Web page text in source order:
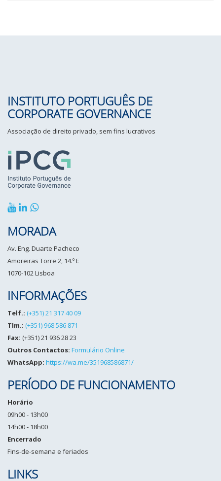
INSTITUTO PORTUGUÊS DE
CORPORATE GOVERNANCE
Associação de direito privado, sem fins lucrativos
MORADA
Av. Eng. Duarte Pacheco
Amoreiras Torre 2, 14.º E
1070-102 Lisboa
INFORMAÇÕES
Telf.: (+351) 21 317 40 09
Tlm.: (+351) 968 586 871
Fax: (+351) 21 936 28 23
Outros Contactos: Formulário Online
WhatsApp: https://wa.me/351968586871/
PERÍODO DE FUNCIONAMENTO
Horário
09h00 - 13h00
14h00 - 18h00
Encerrado
Fins-de-semana e feriados
LINKS